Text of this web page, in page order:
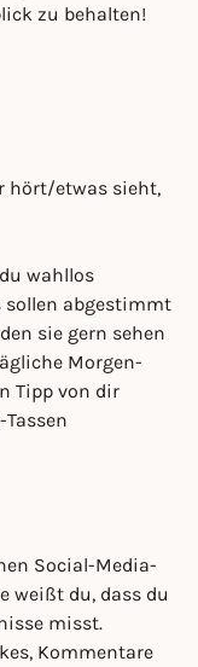
zu behalten!
hört/etwas sieht,
wahllos
sollen abgestimmt
sie gern sehen
Morgen-
Tipp von dir
Social-Media-
weißt du, dass du
misst.
Kommentare